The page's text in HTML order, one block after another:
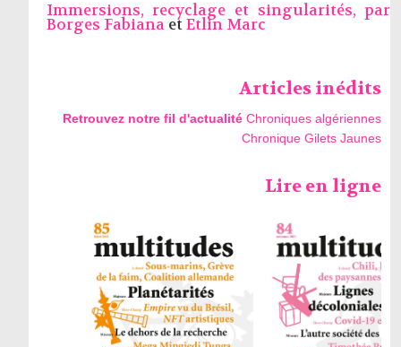
Immersions, recyclage et singularités, par
Borges Fabianaet Etlin Marc
Articles inédits
Retrouvez notre fil d'actualité Chroniques algériennes
Chronique Gilets Jaunes
Lire en ligne